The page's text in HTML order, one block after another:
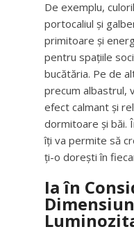
De exemplu,
portocaliul și
primitoare și
pentru spațiile
bucătăria. Pe de
precum albastrul,
efect calmant și
dormitoare și băi.
îți va permite să
ți-o dorești în
Ia în